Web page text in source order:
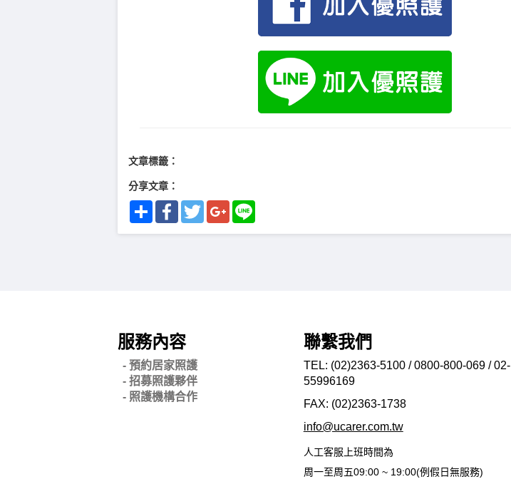
文章標籤：
分享文章：
ShareFacebookTwitterGoogle+Line
服務內容
- 預約居家照護
- 招募照護夥伴
- 照護機構合作
聯繫我們
TEL: (02)2363-5100 / 0800-800-069 / 02-
55996169
FAX: (02)2363-1738
info@ucarer.com.tw
人工客服上班時間為
周一至周五09:00 ~ 19:00(例假日無服務)